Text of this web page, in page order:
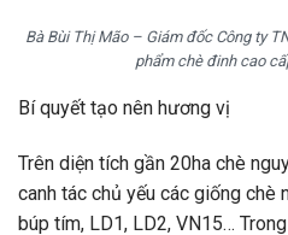
Bà Bùi Thị Mão – Giám đốc Công ty
phẩm chè đinh cao
Bí quyết tạo nên hương vị
Trên diện tích gần 20ha chè
canh tác chủ yếu các giống chè
búp tím, LD1, LD2, VN15…